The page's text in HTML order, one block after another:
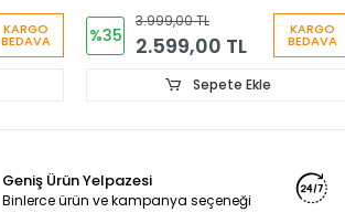
KARGO
BEDAVA
%35
3.999,00 TL
2.599,00 TL
KARGO
BEDAVA
Sepete Ekle
Geniş Ürün Yelpazesi
Binlerce ürün ve kampanya seçeneği